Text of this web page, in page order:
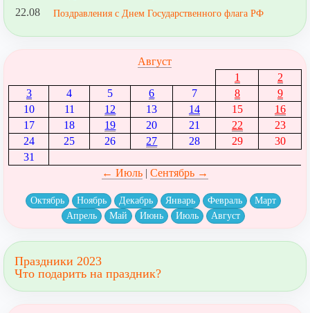
22.08 Поздравления с Днем Государственного флага РФ
Август
1
2
3
4 5 6 7 8
9
10
11 12 13 14 15
16
17
18 19 20 21 22
23
24
25 26 27 28 29
30
31
← Июль| Сентябрь →
Октябрь Ноябрь Декабрь Январь Февраль
Март
Апрель
Май Июнь Июль Август
Праздники 2023
Что подарить на праздник?